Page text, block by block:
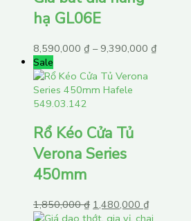
hạ GL06E
8,590,000 ₫ – 9,390,000 ₫
Sale
Rổ Kéo Cửa Tủ
Verona Series
450mm
1,850,000₫ 1,480,000 ₫